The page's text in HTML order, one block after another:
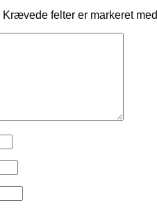
Krævede felter er markeret med